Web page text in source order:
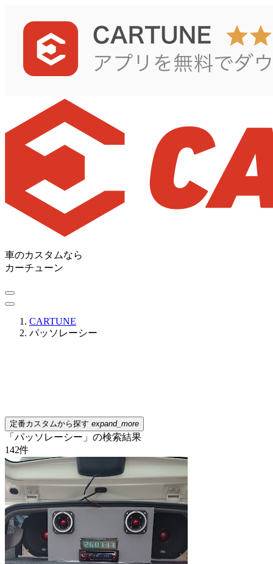
車のカスタムなら
カーチューン
CARTUNE
パッソレーシー
定番カスタムから探す expand_more
「パッソレーシー」の検索結果
142件